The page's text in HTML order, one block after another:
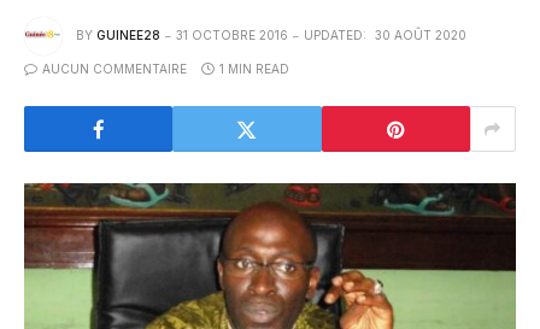
BY GUINEE28 31 OCTOBRE 2016 UPDATED: 30 AOÛT 2020
AUCUN COMMENTAIRE 1 MIN READ